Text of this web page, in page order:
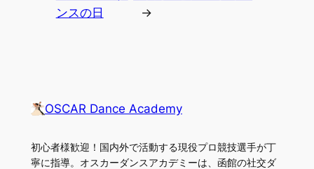
ンスの日
→
OSCAR Dance Academy
初心者様歓迎！国内外で活動する現役プロ競技選手が丁
寧に指導。オスカーダンスアカデミーは、函館の社交ダ